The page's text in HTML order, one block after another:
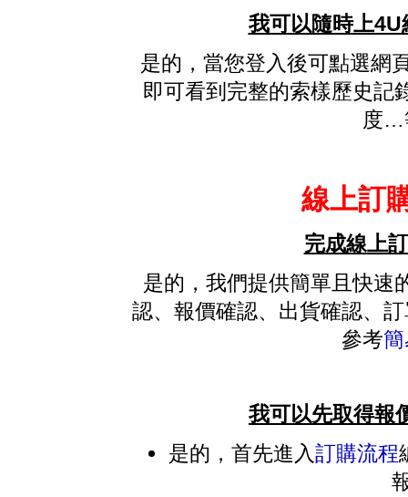
我可以隨時上
是的，當您登入後可點選網
即可看到完整的索樣歷史記
度…
線上訂
完成線上
是的，我們提供簡單且快速
認、報價確認、出貨確認、
參考
我可以先取得報
是的，首先進入訂購流程